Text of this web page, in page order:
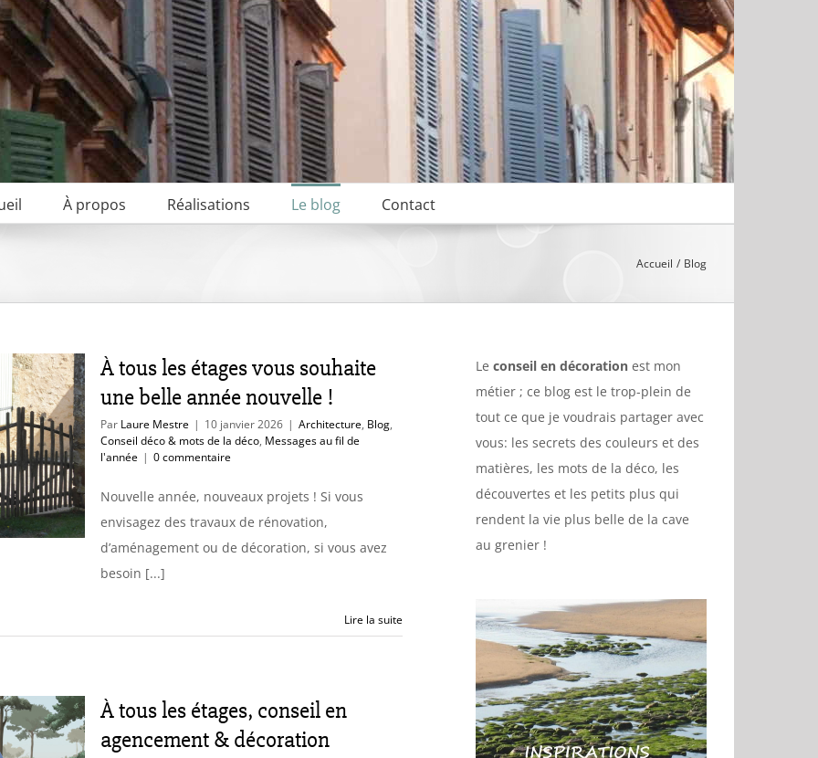
À propos Réalisations Le blog Contact
Accueil Blog
À tous les étages vous souhaite
une belle année nouvelle !
Par Laure Mestre | 10 janvier 2026 | Architecture, Blog,
Conseil déco & mots de la déco, Messages au fil de
l'année | 0 commentaire
Nouvelle année, nouveaux projets ! Si vous
envisagez des travaux de rénovation,
d’aménagement ou de décoration, si vous avez
besoin [...]
Lire la suite
À tous les étages, conseil en
agencement & décoration
Le conseil en décoration est mon
métier ; ce blog est le trop-plein de
tout ce que je voudrais partager avec
vous: les secrets des couleurs et des
matières, les mots de la déco, les
découvertes et les petits plus qui
rendent la vie plus belle de la cave
au grenier !